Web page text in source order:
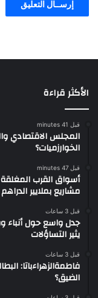
الأكثر قراءة
قبل 41 minutes
المجلس الاقتصادي
الخوارزميات؟
قبل 47 minutes
أسواق القرب
مشاريع بملايير الدراهم
قبل 3 ساعات
جدل واسع حول أنباء
يثير التساؤلات
قبل 3 ساعات
فاطمةالزهراءباتا:
الضيق؟